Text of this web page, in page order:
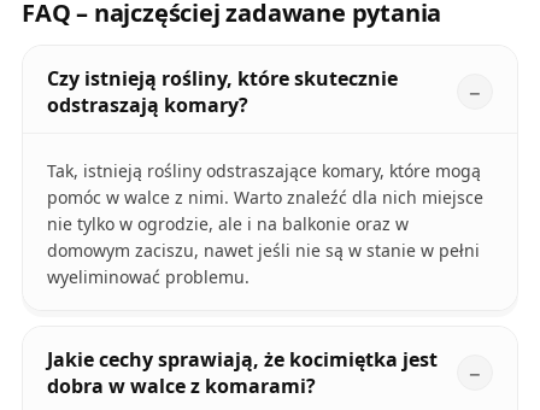
FAQ – najczęściej zadawane pytania
Czy istnieją rośliny, które skutecznie
odstraszają komary?
Tak, istnieją rośliny odstraszające komary, które mogą
pomóc w walce z nimi. Warto znaleźć dla nich miejsce
nie tylko w ogrodzie, ale i na balkonie oraz w
domowym zaciszu, nawet jeśli nie są w stanie w pełni
wyeliminować problemu.
Jakie cechy sprawiają, że kocimiętka jest
dobra w walce z komarami?